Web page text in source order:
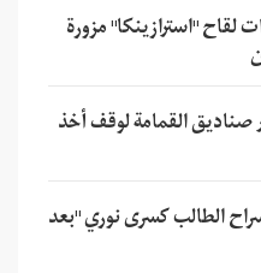
"استرازينكا" مزورة
القمامة لوقف أخذ
الطالب كسرى نوري "بعد